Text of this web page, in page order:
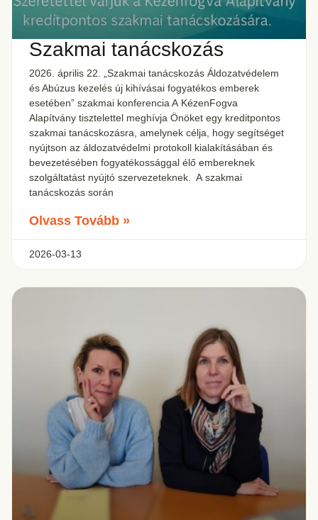
Szakmai tanácskozás
2026. április 22. „Szakmai tanácskozás Áldozatvédelem
és Abúzus kezelés új kihívásai fogyatékos emberek
esetében” szakmai konferencia A KézenFogva
Alapítvány tisztelettel meghívja Önöket egy kreditpontos
szakmai tanácskozásra, amelynek célja, hogy segítséget
nyújtson az áldozatvédelmi protokoll kialakításában és
bevezetésében fogyatékossággal élő embereknek
szolgáltatást nyújtó szervezeteknek. A szakmai
tanácskozás során
Olvass Tovább »
2026-03-13